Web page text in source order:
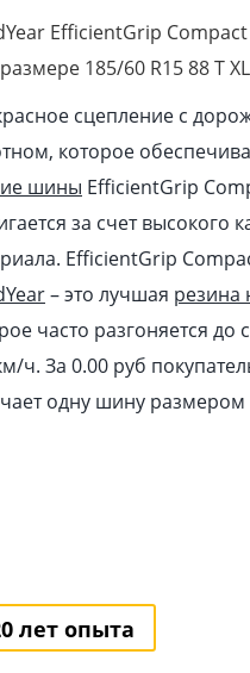
EfficientGrip
185/60 R15 88 T XL
сцепление с
которое
шины EfficientGrip
за счет высокого
EfficientGrip
– это лучшая резина
часто разгоняется до
ч. За 0.00 pуб
одну шину размером
лет опыта